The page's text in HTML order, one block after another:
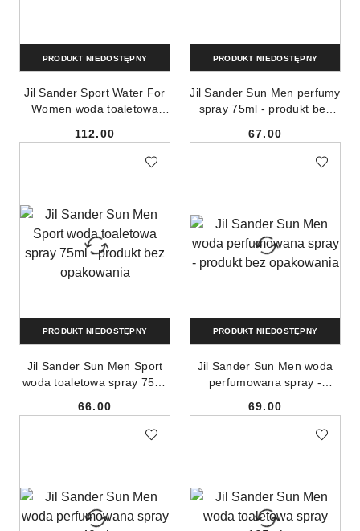
Jil Sander Sport Water For
Women woda toaletowa
Cena:
112.00
PRODUKT NIEDOSTĘPNY
Jil Sander Sun Men perfumy
spray 75ml - produkt bez
Cena:
67.00
PRODUKT NIEDOSTĘPNY
Jil Sander Sun Men Sport
woda toaletowa spray 75ml
Cena:
66.00
PRODUKT NIEDOSTĘPNY
Jil Sander Sun Men woda
perfumowana spray -
Cena:
69.00
PRODUKT NIEDOSTĘPNY